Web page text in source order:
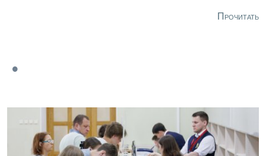
长弗拉基米尔·利特维年科向与会人员致欢迎辞。他提请与会
Прочитать